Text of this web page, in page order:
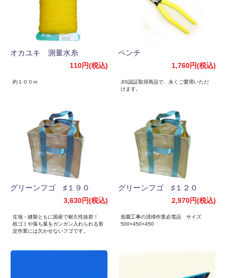
オカユキ 測量水糸
110円(税込)
約１００ｍ
ペンチ
1,760円(税込)
JIS認証取得商品で、永くご愛用いただ
けます。
グリーンフゴ ♯１９０
3,630円(税込)
生地・縫製ともに国産で耐久性抜群！
枝ゴミや落ち葉をガンガン入れられる剪
定作業には欠かせないフゴです。
グリーンフゴ ♯１２０
2,970円(税込)
造園工事の清掃作業必需品 サイズ
500×450×450